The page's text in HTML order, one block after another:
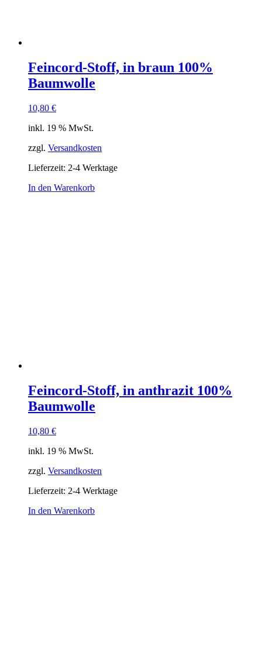
Feincord-Stoff, in braun 100%
Baumwolle
10,80 €
inkl. 19 % MwSt.
zzgl. Versandkosten
Lieferzeit: 2-4 Werktage
In den Warenkorb
Feincord-Stoff, in anthrazit 100%
Baumwolle
10,80 €
inkl. 19 % MwSt.
zzgl. Versandkosten
Lieferzeit: 2-4 Werktage
In den Warenkorb